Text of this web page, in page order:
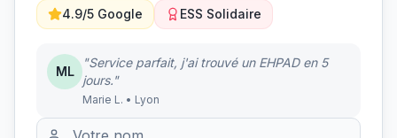
4.9/5 Google ESS Solidaire
ML
"Service parfait, j'ai trouvé un EHPAD en 5
jours."
Marie L. • Lyon